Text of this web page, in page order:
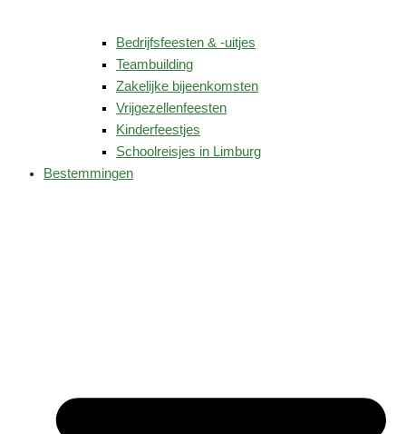
Bedrijfsfeesten & -uitjes
Teambuilding
Zakelijke bijeenkomsten
Vrijgezellenfeesten
Kinderfeestjes
Schoolreisjes in Limburg
Bestemmingen